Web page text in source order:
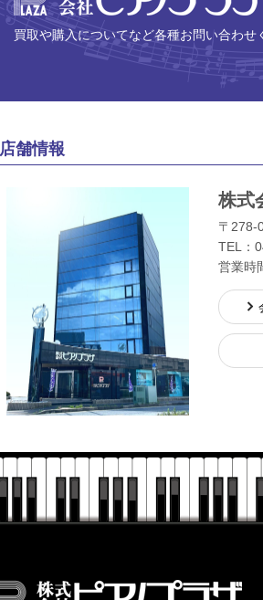
買取や購入についてなど各種お問い合わせ
店舗情報
株式
〒278-
TEL：
営業時